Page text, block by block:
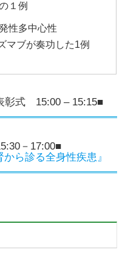
１例
性多中心性
マブが奏功した1例
彰式 15:00 – 15:15■
－17:00■
ら診る全身性疾患』